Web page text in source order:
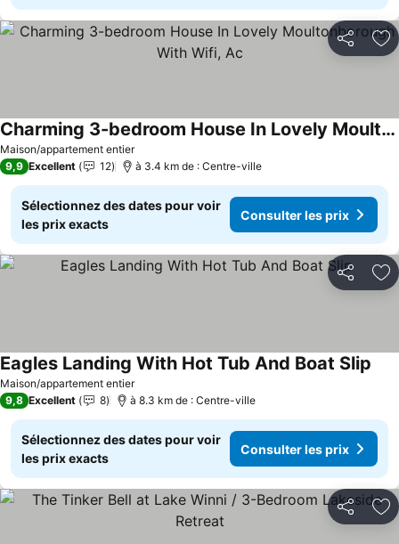
Partager
Maison/appartement entier
Charming 3-bedroom House In Lovely Moultonborough With Wifi, Ac
9,9 Excellent 12 à 3.4 km de : Centre-ville
Sélectionnez des dates pour voir
les prix exacts
Consulter les prix
Partager
Maison/appartement entier
Eagles Landing With Hot Tub And Boat Slip
9,8 Excellent 8 à 8.3 km de : Centre-ville
Sélectionnez des dates pour voir
les prix exacts
Consulter les prix
Partager